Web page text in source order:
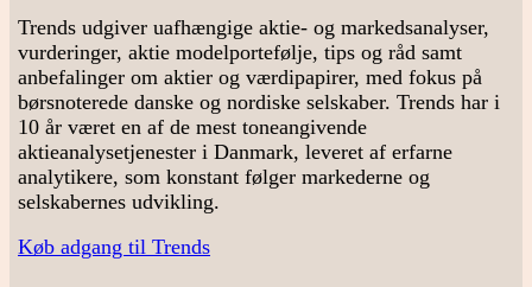
Trends udgiver uafhængige aktie- og markedsanalyser,
vurderinger, aktie modelportefølje, tips og råd samt
anbefalinger om aktier og værdipapirer, med fokus på
børsnoterede danske og nordiske selskaber. Trends har i
10 år været en af de mest toneangivende
aktieanalysetjenester i Danmark, leveret af erfarne
analytikere, som konstant følger markederne og
selskabernes udvikling.
Køb adgang til Trends